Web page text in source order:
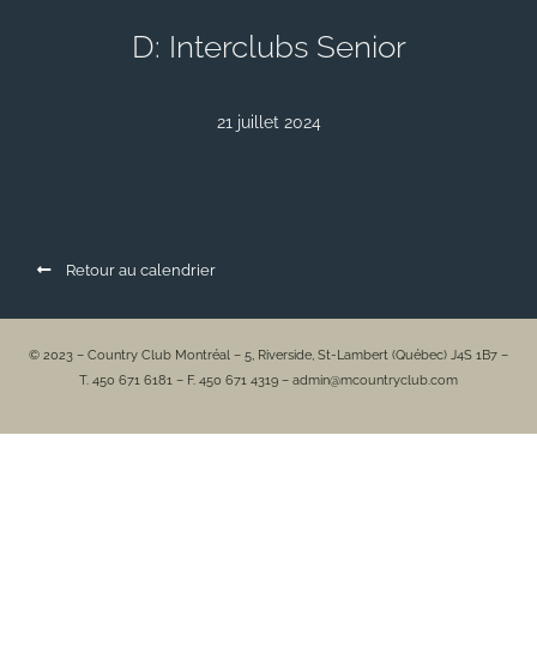
D: Interclubs Senior
21 juillet 2024
Retour au calendrier
© 2023 – Country Club Montréal – 5, Riverside, St-Lambert (Québec) J4S 1B7 –
T. 450 671 6181 – F. 450 671 4319 – admin@mcountryclub.com